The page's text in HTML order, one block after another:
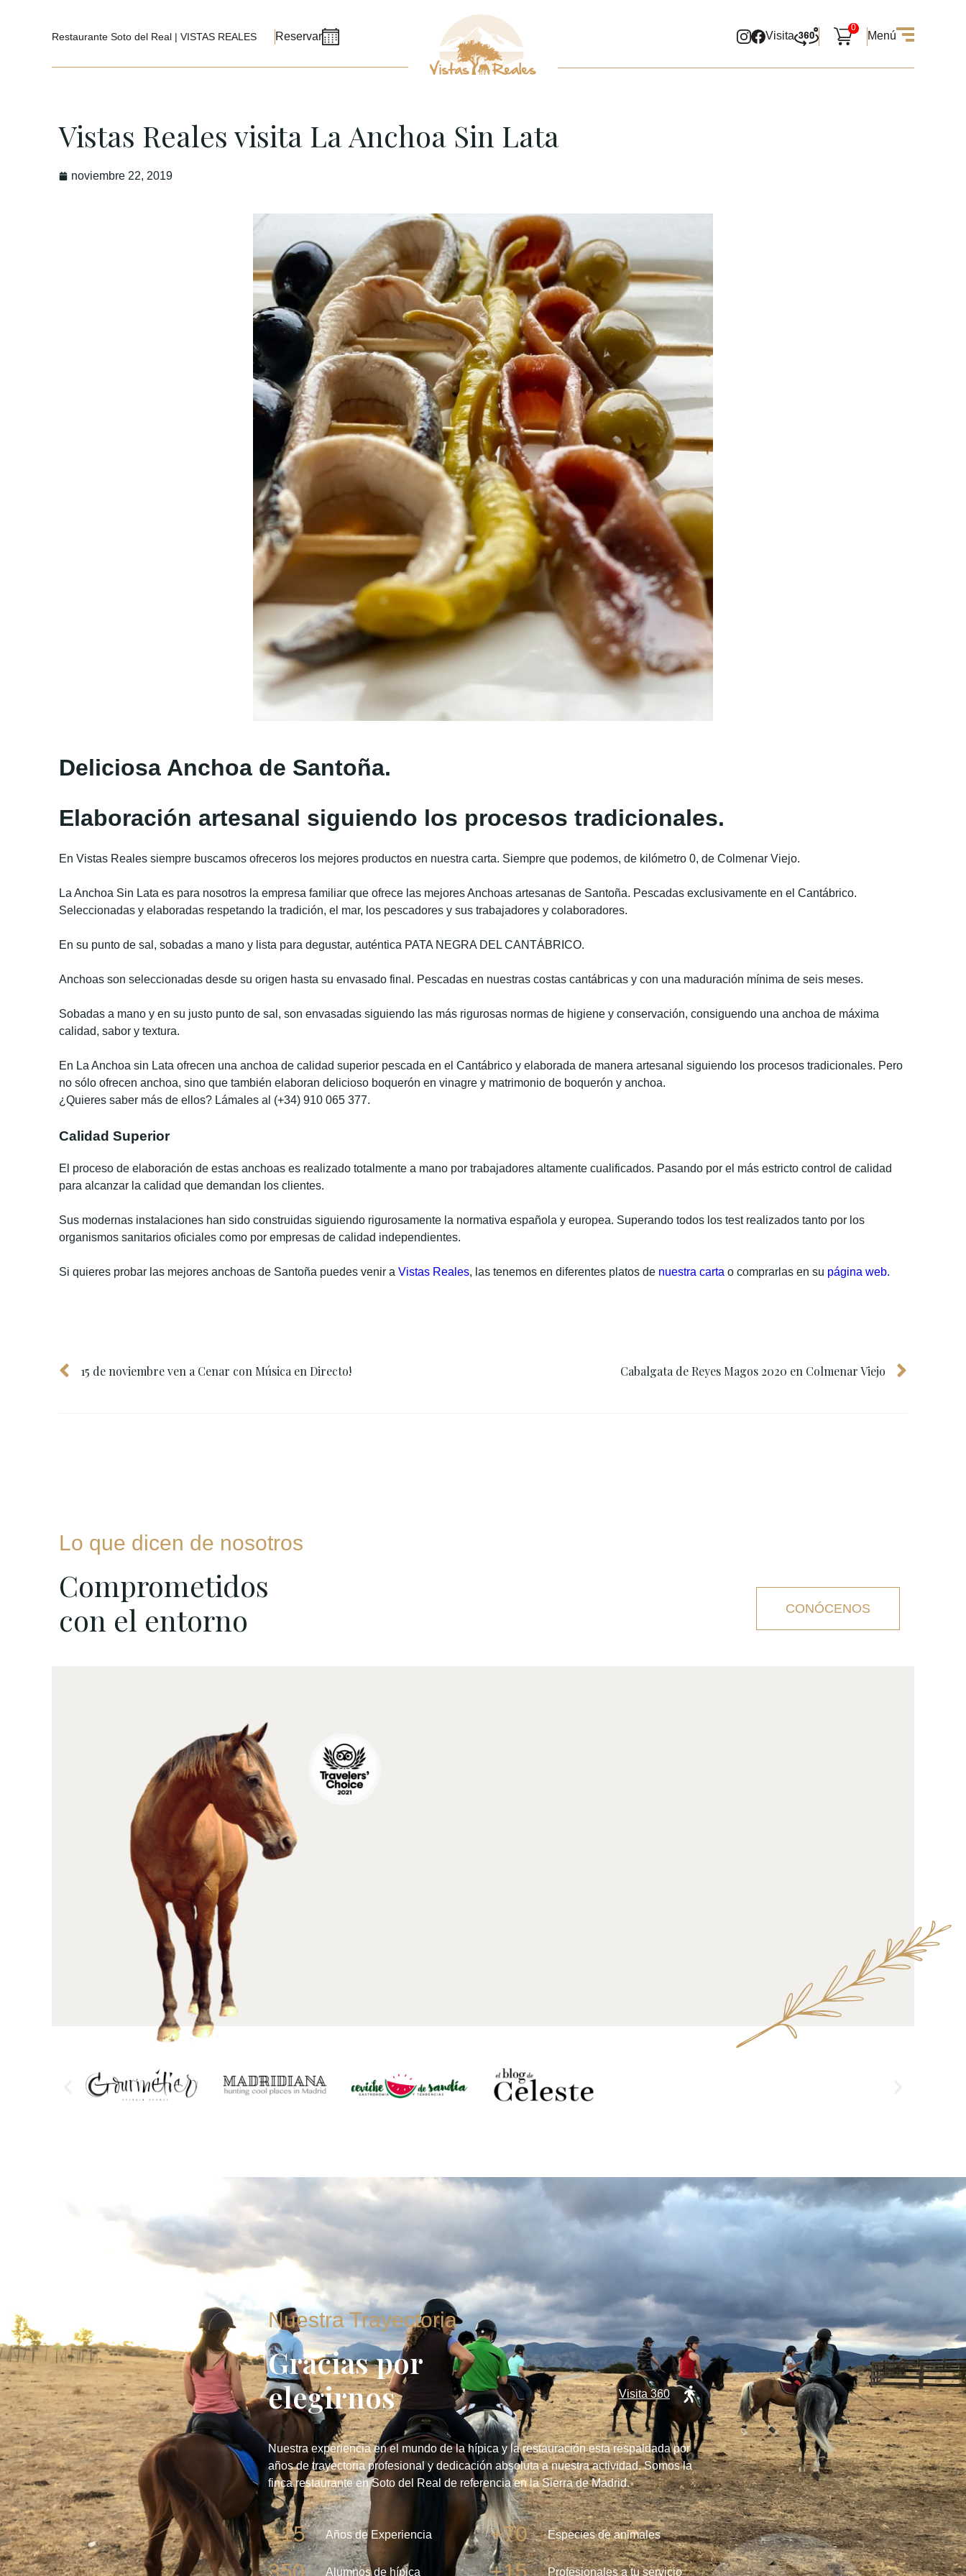
Restaurante Soto del Real | VISTAS REALES Reservar Visita
0
Menú
Vistas Reales visita La Anchoa Sin Lata
noviembre 22, 2019
Deliciosa Anchoa de Santoña.
Elaboración artesanal siguiendo los procesos tradicionales.
En Vistas Reales siempre buscamos ofreceros los mejores productos en nuestra carta. Siempre que podemos, de kilómetro 0, de Colmenar Viejo.
La Anchoa Sin Lata es para nosotros la empresa familiar que ofrece las mejores Anchoas artesanas de Santoña. Pescadas exclusivamente en el Cantábrico.
Seleccionadas y elaboradas respetando la tradición, el mar, los pescadores y sus trabajadores y colaboradores.
En su punto de sal, sobadas a mano y lista para degustar, auténtica PATA NEGRA DEL CANTÁBRICO.
Anchoas son seleccionadas desde su origen hasta su envasado final. Pescadas en nuestras costas cantábricas y con una maduración mínima de seis meses.
Sobadas a mano y en su justo punto de sal, son envasadas siguiendo las más rigurosas normas de higiene y conservación, consiguendo una anchoa de máxima
calidad, sabor y textura.
En La Anchoa sin Lata ofrecen una anchoa de calidad superior pescada en el Cantábrico y elaborada de manera artesanal siguiendo los procesos tradicionales. Pero
no sólo ofrecen anchoa, sino que también elaboran delicioso boquerón en vinagre y matrimonio de boquerón y anchoa.
¿Quieres saber más de ellos? Lámales al (+34) 910 065 377.
Calidad Superior
El proceso de elaboración de estas anchoas es realizado totalmente a mano por trabajadores altamente cualificados. Pasando por el más estricto control de calidad
para alcanzar la calidad que demandan los clientes.
Sus modernas instalaciones han sido construidas siguiendo rigurosamente la normativa española y europea. Superando todos los test realizados tanto por los
organismos sanitarios oficiales como por empresas de calidad independientes.
Si quieres probar las mejores anchoas de Santoña puedes venir a Vistas Reales, las tenemos en diferentes platos de nuestra carta o comprarlas en su página web.
15 de noviembre ven a Cenar con Música en Directo! Cabalgata de Reyes Magos 2020 en Colmenar Viejo
Lo que dicen de nosotros
Comprometidos
con el entorno
CONÓCENOS
Nuestra Trayectoria
Gracias por
elegirnos
Visita 360
Nuestra experiencia en el mundo de la hípica y la restauración esta respaldada por
años de trayectoria profesional y dedicación absoluta a nuestra actividad. Somos la
finca restaurante en Soto del Real de referencia en la Sierra de Madrid.
+15 Años de Experiencia +70 Especies de animales
Alumnos de hípica Profesionales a tu servicio